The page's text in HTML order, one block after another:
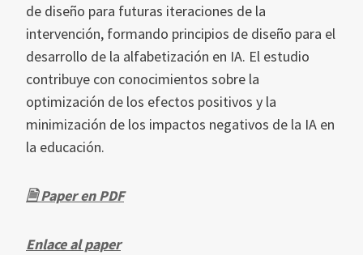
de diseño para futuras iteraciones de la
intervención, formando principios de diseño para el
desarrollo de la alfabetización en IA. El estudio
contribuye con conocimientos sobre la
optimización de los efectos positivos y la
minimización de los impactos negativos de la IA en
la educación.
🗎 Paper en PDF
Enlace al paper